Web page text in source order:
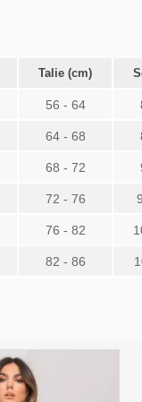
Talie (cm)
56 - 64
64 - 68
68 - 72
72 - 76
76 - 82
82 - 86